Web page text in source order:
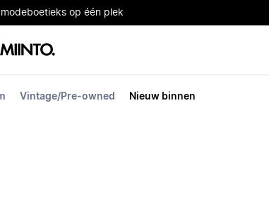
op één plek
Vintage/Pre-owned Nieuw binnen